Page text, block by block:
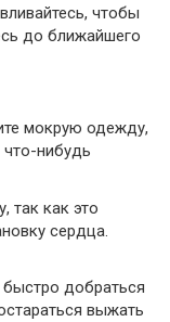
чтобы
до ближайшего
мокрую одежду,
что-нибудь
так как это
сердца.
быстро добраться
выжать